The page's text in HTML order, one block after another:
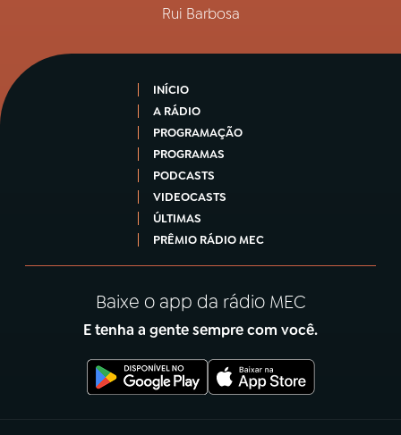
Rui Barbosa
INÍCIO
A RÁDIO
PROGRAMAÇÃO
PROGRAMAS
PODCASTS
VIDEOCASTS
ÚLTIMAS
PRÊMIO RÁDIO MEC
Baixe o app da rádio MEC
E tenha a gente sempre com você.